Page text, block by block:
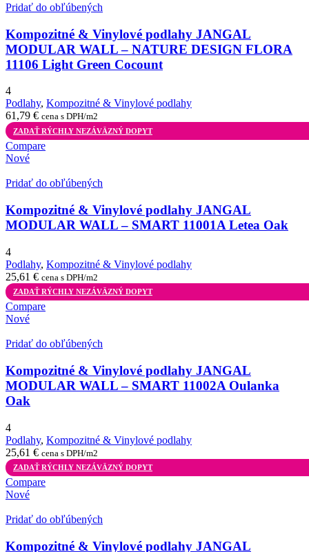
Pridať do obľúbených
Kompozitné & Vinylové podlahy JANGAL
MODULAR WALL – NATURE DESIGN FLORA
11106 Light Green Cocount
4
Podlahy, Kompozitné & Vinylové podlahy
61,79 € cena s DPH/m2
ZADAŤ RÝCHLY NEZÁVÄZNÝ DOPYT
Compare
Nové
Pridať do obľúbených
Kompozitné & Vinylové podlahy JANGAL
MODULAR WALL – SMART 11001A Letea Oak
4
Podlahy, Kompozitné & Vinylové podlahy
25,61 € cena s DPH/m2
ZADAŤ RÝCHLY NEZÁVÄZNÝ DOPYT
Compare
Nové
Pridať do obľúbených
Kompozitné & Vinylové podlahy JANGAL
MODULAR WALL – SMART 11002A Oulanka
Oak
4
Podlahy, Kompozitné & Vinylové podlahy
25,61 € cena s DPH/m2
ZADAŤ RÝCHLY NEZÁVÄZNÝ DOPYT
Compare
Nové
Pridať do obľúbených
Kompozitné & Vinylové podlahy JANGAL